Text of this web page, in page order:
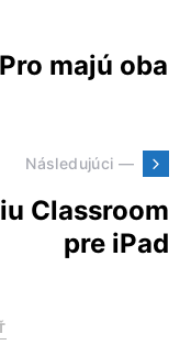
majú oba
Následujúci —
Classroom
pre iPad